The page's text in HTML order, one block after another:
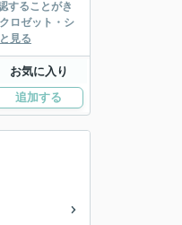
することがき
ロゼット・シ
見る
お気に入り
追加する